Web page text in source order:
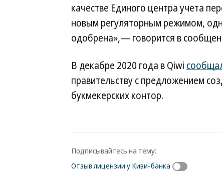
качестве Единого центра учета
новым регуляторным режимом,
одобрена»,— говорится в
В декабре 2020 года в Qiwi
правительству с предложением
букмекерских контор.
Подписывайтесь на тему:
Отзыв лицензии у Киви-банка